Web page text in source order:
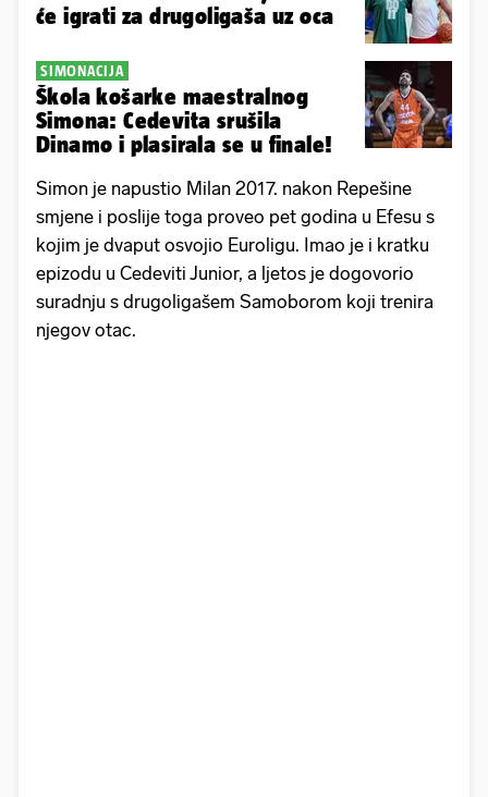
će igrati za drugoligaša uz oca
SIMONACIJA
Škola košarke maestralnog
Simona: Cedevita srušila
Dinamo i plasirala se u finale!
Simon je napustio Milan 2017. nakon Repešine
smjene i poslije toga proveo pet godina u Efesu s
kojim je dvaput osvojio Euroligu. Imao je i kratku
epizodu u Cedeviti Junior, a ljetos je dogovorio
suradnju s drugoligašem Samoborom koji trenira
njegov otac.